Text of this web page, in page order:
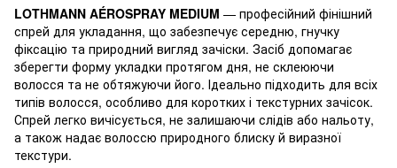
LOTHMANN AÉROSPRAY MEDIUM — професійний фінішний
спрей для укладання, що забезпечує середню, гнучку
фіксацію та природний вигляд зачіски. Засіб допомагає
зберегти форму укладки протягом дня, не склеюючи
волосся та не обтяжуючи його. Ідеально підходить для всіх
типів волосся, особливо для коротких і текстурних зачісок.
Спрей легко вичісується, не залишаючи слідів або нальоту,
а також надає волоссю природного блиску й виразної
текстури.